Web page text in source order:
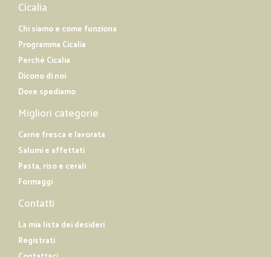
Cicalia
Chi siamo e come funziona
Programma Cicalia
Perché Cicalia
Dicono di noi
Dove spediamo
Migliori categorie
Carne fresca e lavorata
Salumi e affettati
Pasta, riso e cerali
Formaggi
Contatti
La mia lista dei desideri
Registrati